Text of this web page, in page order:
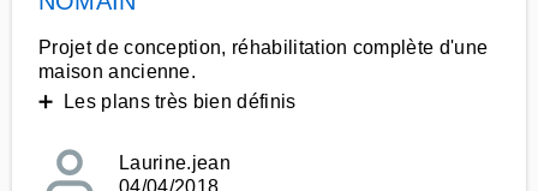
Projet de conception, réhabilitation complète d'une
maison ancienne.
➕ Les plans très bien définis
Laurine.jean
04/04/2018